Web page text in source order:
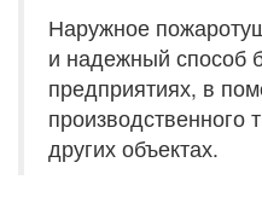
Наружное
и надежный способ
предприятиях, в
производственного
других объектах.